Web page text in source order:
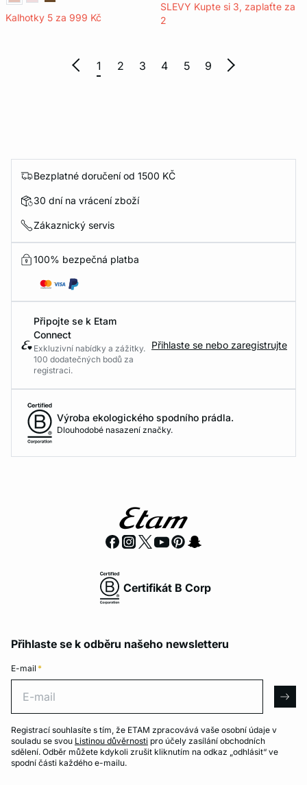
Kalhotky 5 za 999 Kč
SLEVY Kupte si 3, zaplaťte za
2
1 2 3 4 5 9
Bezplatné doručení od 1500 KČ
30 dní na vrácení zboží
Zákaznický servis
100% bezpečná platba
Připojte se k Etam
Connect
Exkluzivní nabídky a zážitky.
100 dodatečných bodů za
registraci.
Přihlaste se nebo zaregistrujte
Výroba ekologického spodního prádla.
Dlouhodobé nasazení značky.
Certifikát B Corp
Přihlaste se k odběru našeho newsletteru
E-mail *
Registrací souhlasíte s tím, že ETAM zpracovává vaše osobní údaje v
souladu se svou Listinou důvěrnosti pro účely zasílání obchodních
sdělení. Odběr můžete kdykoli zrušit kliknutím na odkaz „odhlásit“ ve
spodní části každého e-mailu.